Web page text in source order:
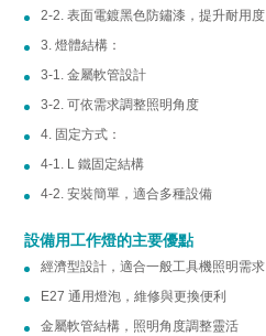
2-2. 表面電鍍黑色防鏽漆，提升耐用度
3. 燈體結構：
3-1. 金屬軟管設計
3-2. 可依需求調整照明角度
4. 固定方式：
4-1. L 鐵固定結構
4-2. 安裝簡單，適合多種設備
設備用工作燈的主要優點
經濟型設計，適合一般工具機照明需求
E27 通用燈泡，維修與更換便利
金屬軟管結構，照明角度調整靈活